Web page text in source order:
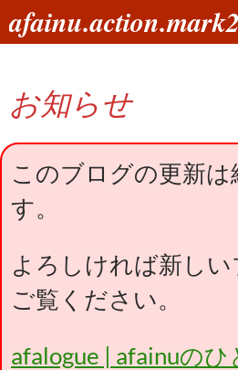
ン
へ
ス
キ
プ
afainu.action.mark2
索
お知らせ
このブログの更新は
す。
よろしければ新しい
ご覧ください。
afalogue | afainuのひ